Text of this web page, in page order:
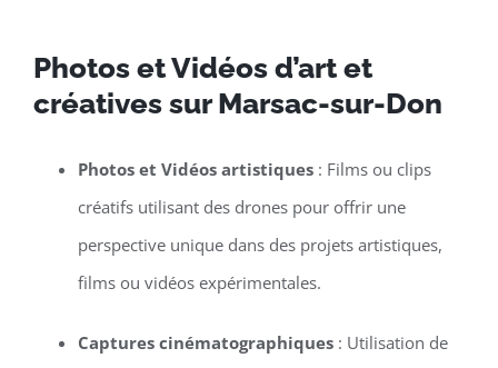
Photos et Vidéos d’art et
créatives sur Marsac-sur-Don
Photos et Vidéos artistiques: Films ou clips
créatifs utilisant des drones pour offrir une
perspective unique dans des projets artistiques,
films ou vidéos expérimentales.
Captures cinématographiques: Utilisation de